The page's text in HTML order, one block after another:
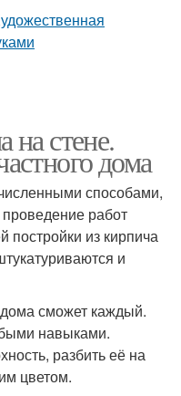
на стене.
дома
способами,
работ
постройки из кирпича
и
сможет каждый.
навыками.
разбить её на
цветом.